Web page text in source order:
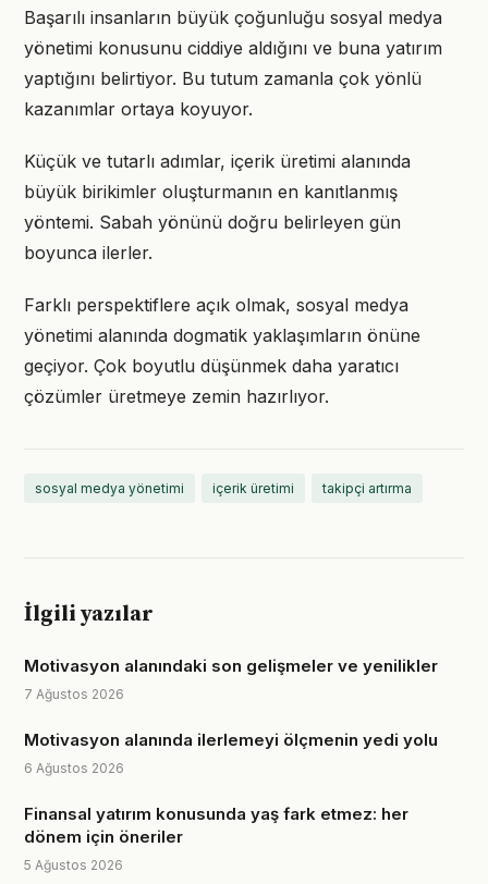
Başarılı insanların büyük çoğunluğu sosyal medya
yönetimi konusunu ciddiye aldığını ve buna yatırım
yaptığını belirtiyor. Bu tutum zamanla çok yönlü
kazanımlar ortaya koyuyor.
Küçük ve tutarlı adımlar, içerik üretimi alanında
büyük birikimler oluşturmanın en kanıtlanmış
yöntemi. Sabah yönünü doğru belirleyen gün
boyunca ilerler.
Farklı perspektiflere açık olmak, sosyal medya
yönetimi alanında dogmatik yaklaşımların önüne
geçiyor. Çok boyutlu düşünmek daha yaratıcı
çözümler üretmeye zemin hazırlıyor.
sosyal medya yönetimi içerik üretimi takipçi artırma
İlgili yazılar
Motivasyon alanındaki son gelişmeler ve yenilikler
7 Ağustos 2026
Motivasyon alanında ilerlemeyi ölçmenin yedi yolu
6 Ağustos 2026
Finansal yatırım konusunda yaş fark etmez: her
dönem için öneriler
5 Ağustos 2026